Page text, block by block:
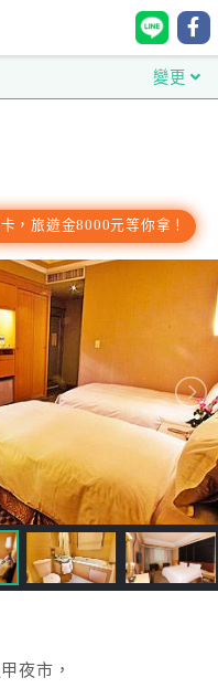
變更
，旅遊金8000元等你拿！
夜市，